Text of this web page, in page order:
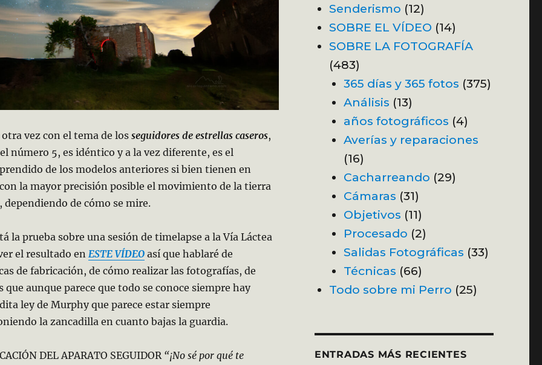
vez con el tema de los seguidores de estrellas caseros,
número 5, es idéntico y a la vez diferente, es el
de los modelos anteriores si bien tienen en
la mayor precisión posible el movimiento de la tierra
dependiendo de cómo se mire.
la prueba sobre una sesión de timelapse a la Vía Láctea
el resultado en ESTE VÍDEOasí que hablaré de
de fabricación, de cómo realizar las fotografías, de
que aunque parece que todo se conoce siempre hay
ley de Murphy que parece estar siempre
la zancadilla en cuanto bajas la guardia.
DEL APARATO SEGUIDOR “¡No sé por qué te
Senderismo (12)
SOBRE EL VÍDEO (14)
SOBRE LA FOTOGRAFÍA
(483)
365 días y 365 fotos (375)
Análisis (13)
años fotográficos (4)
Averías y reparaciones
(16)
Cacharreando (29)
Cámaras (31)
Objetivos (11)
Procesado (2)
Salidas Fotográficas (33)
Técnicas (66)
Todo sobre mi Perro (25)
ENTRADAS MÁS RECIENTES